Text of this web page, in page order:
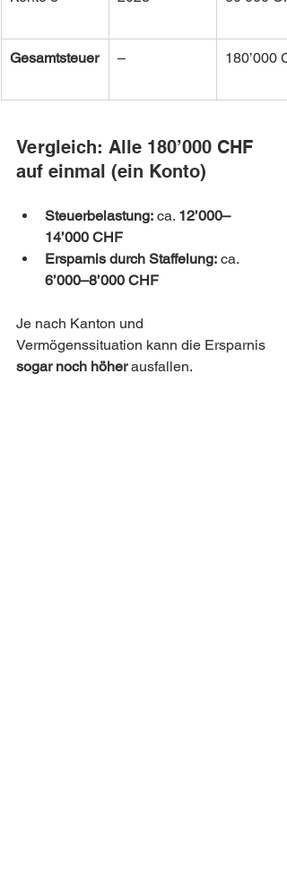
Gesamtsteuer – 180’000
Vergleich: Alle 180’000 CHF
auf einmal (ein Konto)
Steuerbelastung: ca. 12’000–
14’000 CHF
Ersparnis durch Staffelung: ca.
6’000–8’000 CHF
Je nach Kanton und
Vermögenssituation kann die Ersparnis
sogar noch höher ausfallen.